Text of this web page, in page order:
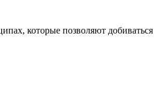
которые позволяют добиваться